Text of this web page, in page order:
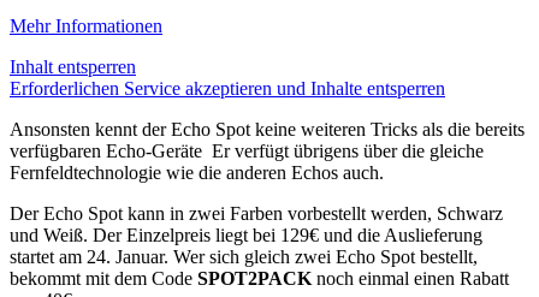
Mehr Informationen
Inhalt entsperren
Erforderlichen Service akzeptieren und Inhalte entsperren
Ansonsten kennt der Echo Spot keine weiteren Tricks als die bereits
verfügbaren Echo-Geräte Er verfügt übrigens über die gleiche
Fernfeldtechnologie wie die anderen Echos auch.
Der Echo Spot kann in zwei Farben vorbestellt werden, Schwarz
und Weiß. Der Einzelpreis liegt bei 129€ und die Auslieferung
startet am 24. Januar. Wer sich gleich zwei Echo Spot bestellt,
bekommt mit dem Code SPOT2PACK noch einmal einen Rabatt